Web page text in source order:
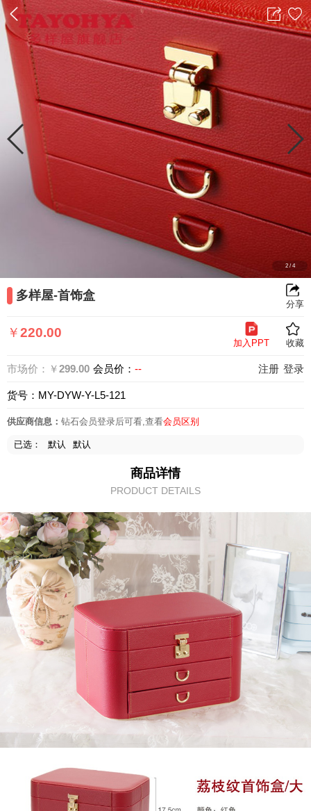
返
享
收
藏
2/4
多样屋-首饰盒
分享
￥220.00
加入PPT 收藏
市场价：￥299.00 会员价： -- 注册 登录
货号：MY-DYW-Y-L5-121
供应商信息： 钻石会员登录后可看,查看会员区别
已选： 默认 默认
商品详情
PRODUCT DETAILS